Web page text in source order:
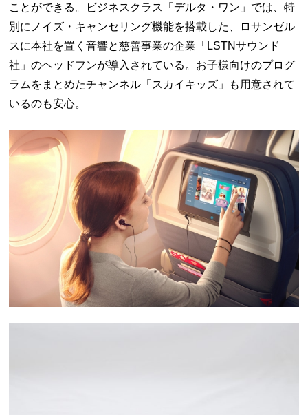
ことができる。ビジネスクラス「デルタ・ワン」では、特
別にノイズ・キャンセリング機能を搭載した、ロサンゼル
スに本社を置く音響と慈善事業の企業「LSTNサウンド
社」のヘッドフンが導入されている。お子様向けのプログ
ラムをまとめたチャンネル「スカイキッズ」も用意されて
いるのも安心。